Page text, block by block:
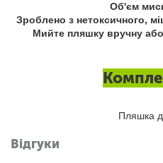
Об'єм
Зроблено з нетоксичного,
Мийте пляшку вручну
Пляшка
Відгуки